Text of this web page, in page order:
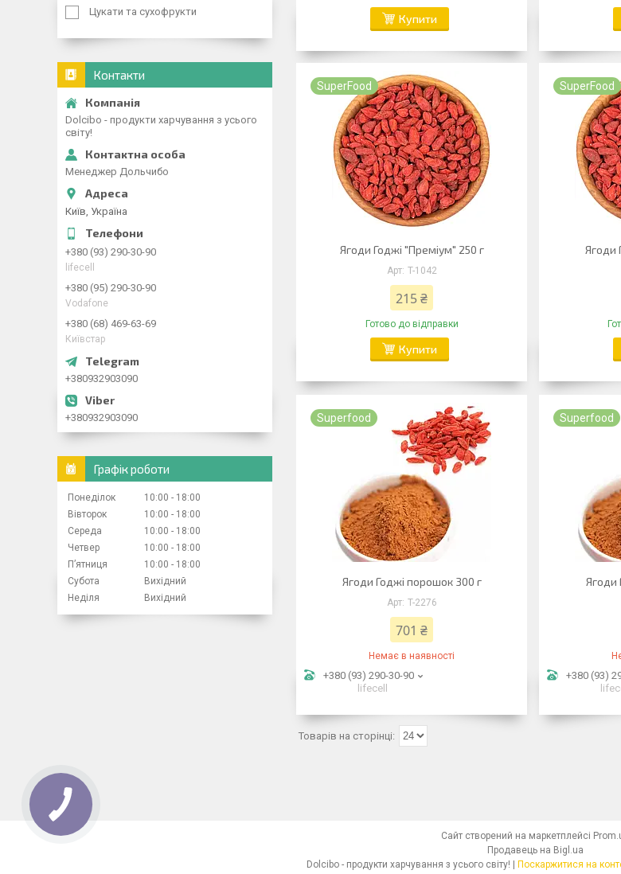
Купити
SuperFood
Ягоди Годжі "Преміум" 250 г
T-1042
215 ₴
Готово до відправки
Купити
SuperFood
Ягоди
Superfood
Ягоди Годжі порошок 300 г
T-2276
701 ₴
Немає в наявності
+380 (93) 290-30-90
lifecell
Superfood
Ягоди
+380 (93)
Цукати та сухофрукти
Контакти
Dolcibo - продукти харчування з усього
світу!
Менеджер Дольчибо
Київ, Україна
+380 (93) 290-30-90
lifecell
+380 (95) 290-30-90
Vodafone
+380 (68) 469-63-69
Київстар
+380932903090
+380932903090
Графік роботи
Понеділок 10:00
18:00
Вівторок
10:00
18:00
Середа
10:00
18:00
Четвер
10:00
18:00
Пʼятниця
10:00
18:00
Субота
Вихідний
Неділя
Вихідний
Сайт створений на маркетплейсі
Продавець на Bigl.ua
Поскаржитися на